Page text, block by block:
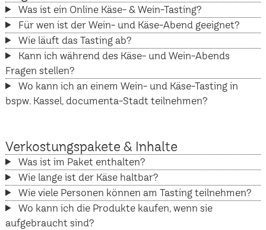
Was ist ein Online Käse- & Wein-Tasting?
Für wen ist der Wein- und Käse-Abend geeignet?
Wie läuft das Tasting ab?
Kann ich während des Käse- und Wein-Abends
Fragen stellen?
Wo kann ich an einem Wein- und Käse-Tasting in
bspw. Kassel, documenta-Stadt teilnehmen?
Verkostungspakete & Inhalte
Was ist im Paket enthalten?
Wie lange ist der Käse haltbar?
Wie viele Personen können am Tasting teilnehmen?
Wo kann ich die Produkte kaufen, wenn sie
aufgebraucht sind?